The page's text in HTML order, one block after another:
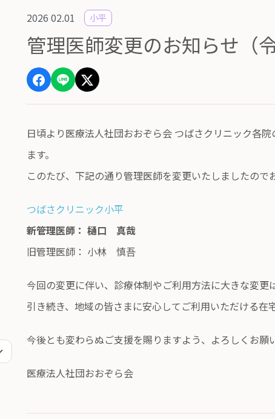
2026 02.01 小平
管理医師変更のお知らせ（
日頃より医療法人社団おおぞら会 つばさクリニック各
ます。
このたび、下記の通り管理医師を変更いたしましたので
つばさクリニック小平
新管理医師： 樋口 真哉
旧管理医師： 小林 慎吾
今回の変更に伴い、診療体制やご利用方法に大きな変更
引き続き、地域の皆さまに安心してご利用いただける在
今後とも変わらぬご支援を賜りますよう、よろしくお願
医療法人社団おおぞら会